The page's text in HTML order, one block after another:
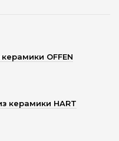
OFFEN
керамики HART